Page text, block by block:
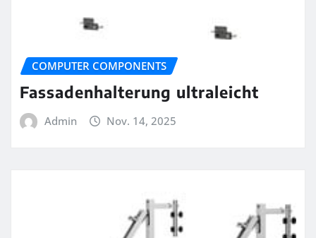
COMPUTER COMPONENTS
Fassadenhalterung ultraleicht
Admin Nov. 14, 2025